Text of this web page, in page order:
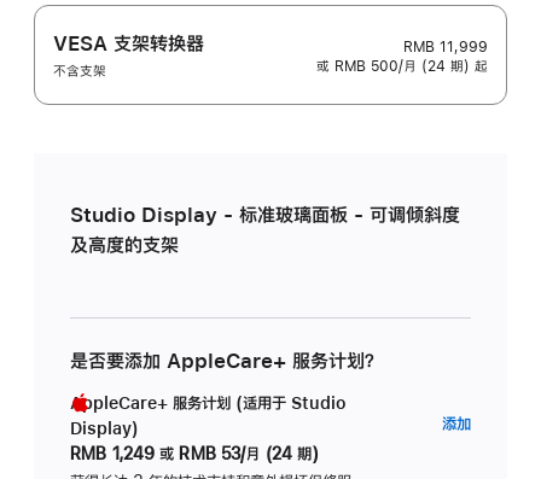
VESA 支架转换器
不含支架
RMB 11,999
或 RMB 500/月 (24 期) 起
Studio Display - 标准玻璃面板 - 可调倾斜度
及高度的支架
是否要添加 AppleCare+ 服务计划？
AppleCare+ 服务计划 (适用于 Studio
Display)
RMB 1,249 或 RMB 53/月 (24 期)
添加